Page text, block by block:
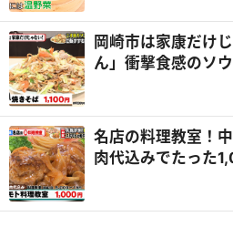
店」丸ごと食パン
（ゴールド）』
岡崎市は家康だけ
ん」衝撃食感のソ
「バプール」シャ
名店の料理教室！
肉代込みでたった
＆千種区「麵屋は
ののチャーハンの